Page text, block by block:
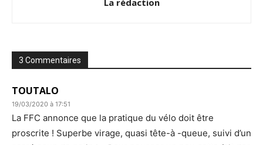
3 Commentaires
TOUTALO
19/03/2020 à 17:51
La FFC annonce que la pratique du vélo doit être
proscrite ! Superbe virage, quasi tête-à -queue, suivi d’un